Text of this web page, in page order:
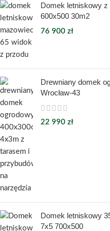
Domek letniskowy
600x500 30m2
76 900 zł
Drewniany domek
Wrocław-43
22 990 zł
Domek letniskowy
7x5 700x500